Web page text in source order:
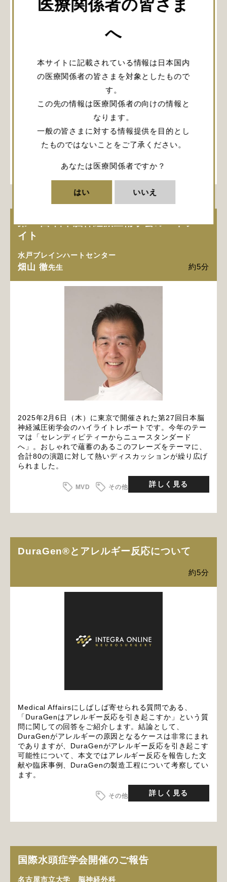
医療関係者の皆さま
へ
本サイトに記載されている情報は日本国内
の医療関係者の皆さまを対象としたもので
す。
この先の情報は医療関係者の向けの情報と
なります。
一般の皆さまに対する情報提供を目的とし
たものではないことをご了承ください。
あなたは医療関係者ですか？
はい いいえ
術の時期を明らかにするため、埼玉医科大学国際医療セ
ンター 脳神経外科の前田拓真先生らにより、頭蓋形成術
時の硬膜再生組織を組織病理学的に解析した研究が発表
されました。本研究では、おおよそ術後1ヶ月で
DuraGen®が内因性コラーゲンに置き換わることが示さ
れ、頭蓋形成術の適切な時期を判断する有用な指標とな
ることが期待されています。ぜひご一読ください。
第27回 日本脳神経減圧術学会のハイラ
イト
水戸ブレインハートセンター
畑山 徹先生 約5分
2025年2月6日（木）に東京で開催された第27回日本脳
神経減圧術学会のハイライトレポートです。今年のテー
マは「セレンディピティーからニュースタンダード
へ」。おしゃれで蘊蓄のあるこのフレーズをテーマに、
合計80の演題に対して熱いディスカッションが繰り広げ
られました。
MVD その他 詳しく見る
DuraGen®とアレルギー反応について
約5分
Medical Affairsにしばしば寄せられる質問である、
「DuraGenはアレルギー反応を引き起こすか」という質
問に関しての回答をご紹介します。結論として、
DuraGenがアレルギーの原因となるケースは非常にまれ
でありますが、DuraGenがアレルギー反応を引き起こす
可能性について、本文ではアレルギー反応を報告した文
献や臨床事例、DuraGenの製造工程について考察してい
ます。
その他 詳しく見る
国際水頭症学会開催のご報告
名古屋市立大学 脳神経外科